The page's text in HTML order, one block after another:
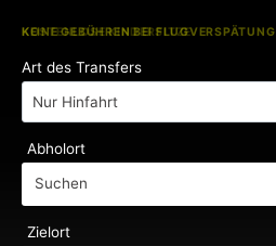
KOSTENLOSE KINDERSITZE
KEINE GEBÜHREN BEI FLUGVERSPÄTUNG
Art des Transfers
Abholort
Suchen
Zielort